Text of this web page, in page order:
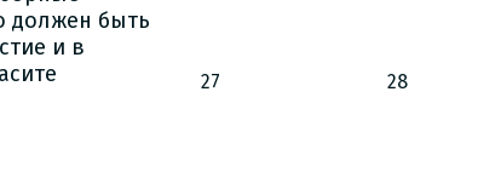
должен быть
и в
27 28